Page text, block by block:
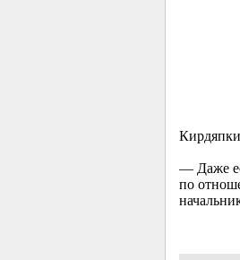
— Даже
по